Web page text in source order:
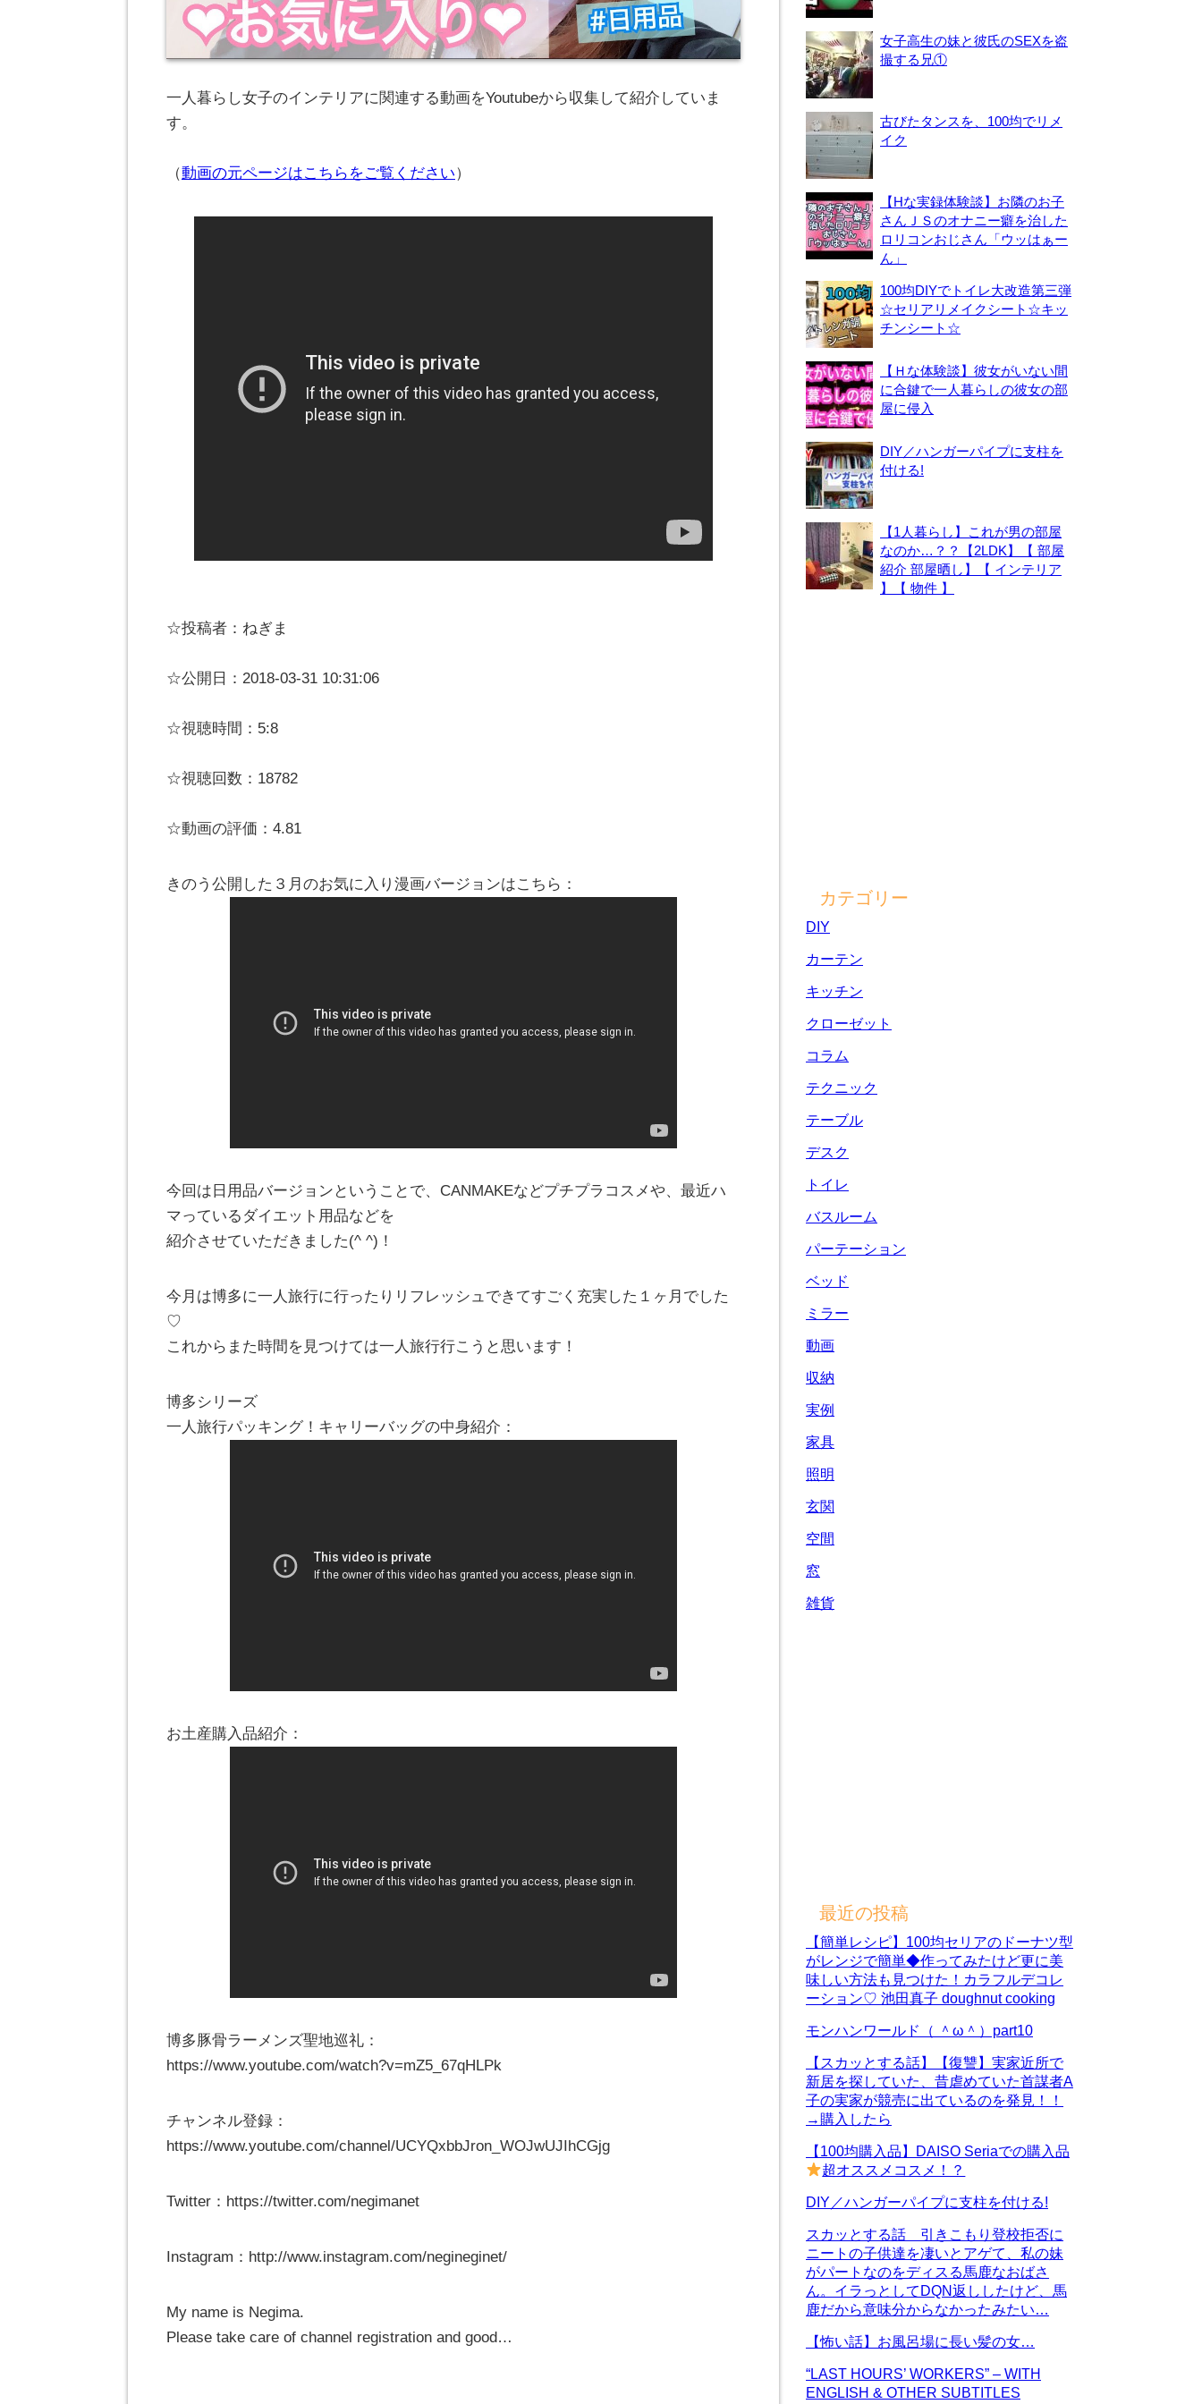
一人暮らし女子のインテリアに関連する動画をYoutubeから収集して紹介していま
す。
（動画の元ページはこちらをご覧ください）
☆投稿者：ねぎま
☆公開日：2018-03-31 10:31:06
☆視聴時間：5:8
☆視聴回数：18782
☆動画の評価：4.81
きのう公開した３月のお気に入り漫画バージョンはこちら：
今回は日用品バージョンということで、CANMAKEなどプチプラコスメや、最近ハ
マっているダイエット用品などを
紹介させていただきました(^ ^)！
今月は博多に一人旅行に行ったりリフレッシュできてすごく充実した１ヶ月でした
♡
これからまた時間を見つけては一人旅行行こうと思います！
博多シリーズ
一人旅行パッキング！キャリーバッグの中身紹介：
お土産購入品紹介：
博多豚骨ラーメンズ聖地巡礼：
https://www.youtube.com/watch?v=mZ5_67qHLPk
チャンネル登録：
https://www.youtube.com/channel/UCYQxbbJron_WOJwUJIhCGjg
Twitter：https://twitter.com/negimanet
Instagram：http://www.instagram.com/negineginet/
My name is Negima.
Please take care of channel registration and good…
女子高生の妹と彼氏のSEXを盗
撮する兄①
古びたタンスを、100均でリメ
イク
【Hな実録体験談】お隣のお子
さんＪＳのオナニー癖を治した
ロリコンおじさん「ウッはぁー
ん」
100均DIYでトイレ大改造第三弾
☆セリアリメイクシート☆キッ
チンシート☆
【Ｈな体験談】彼女がいない間
に合鍵で一人暮らしの彼女の部
屋に侵入
DIY／ハンガーパイプに支柱を
付ける!
【1人暮らし】これが男の部屋
なのか…？？【2LDK】【 部屋
紹介 部屋晒し】【 インテリア
】【 物件 】
カテゴリー
DIY
カーテン
キッチン
クローゼット
コラム
テクニック
テーブル
デスク
トイレ
バスルーム
パーテーション
ベッド
ミラー
動画
収納
実例
家具
照明
玄関
空間
窓
雑貨
最近の投稿
【簡単レシピ】100均セリアのドーナツ型
がレンジで簡単◆作ってみたけど更に美
味しい方法も見つけた！カラフルデコレ
ーション♡ 池田真子 doughnut cooking
モンハンワールド（ ＾ω＾）part10
【スカッとする話】【復讐】実家近所で
新居を探していた、昔虐めていた首謀者A
子の実家が競売に出ているのを発見！！
→購入したら
【100均購入品】DAISO Seriaでの購入品
超オススメコスメ！？
DIY／ハンガーパイプに支柱を付ける!
スカッとする話 引きこもり登校拒否に
ニートの子供達を凄いとアゲて、私の妹
がパートなのをディスる馬鹿なおばさ
ん。イラっとしてDQN返ししたけど、馬
鹿だから意味分からなかったみたい…
【怖い話】お風呂場に長い髪の女…
“LAST HOURS’ WORKERS” – WITH
ENGLISH & OTHER SUBTITLES